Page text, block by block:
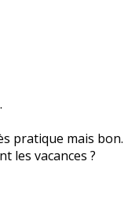
pratique mais bon.
les vacances ?